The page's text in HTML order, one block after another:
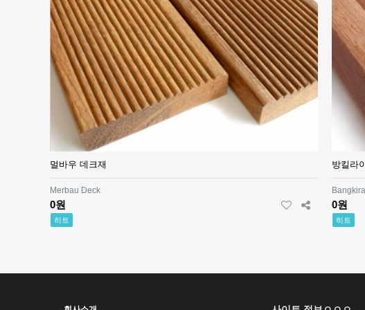
멀바우 데크재
Merbau Deck
0원
히트
방킬라
0원
히트